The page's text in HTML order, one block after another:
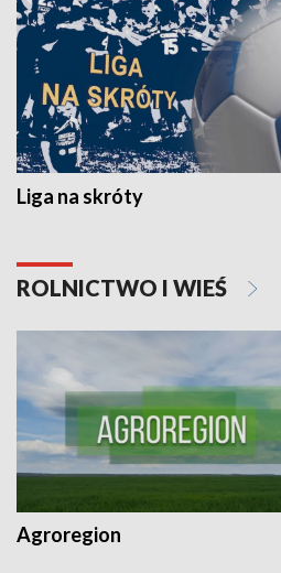
Liga na skróty
ROLNICTWO I WIEŚ
Agroregion